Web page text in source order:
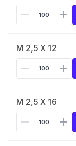
M 2,5 X 12
M 2,5 X 16